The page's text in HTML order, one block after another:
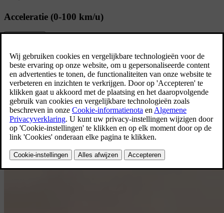
Acceleratie (0-100 km/u)
5.4 s
Bekijk alle specificaties